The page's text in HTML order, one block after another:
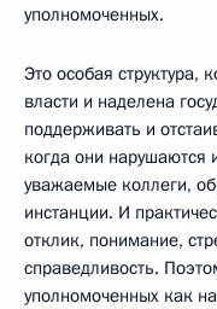
уполномоченных.
Это особая структура,
власти и наделена
поддерживать и
когда они
уважаемые коллеги,
инстанции. И
отклик, понимание,
справедливость.
уполномоченных как